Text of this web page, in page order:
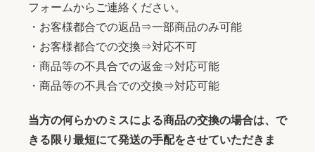
フォームからご連絡ください。
・お客様都合での返品⇒一部商品のみ可能
・お客様都合での交換⇒対応不可
・商品等の不具合での返金⇒対応可能
・商品等の不具合での交換⇒対応可能
当方の何らかのミスによる商品の交換の場合は、で
きる限り最短にて発送の手配をさせていただきま